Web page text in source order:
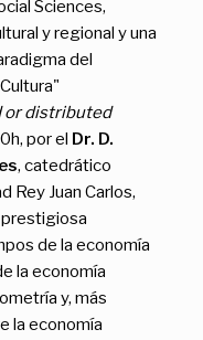
Sciences,
y regional y una
del
or distributed
por el Dr. D.
, catedrático
Rey Juan Carlos,
prestigiosa
de la economía
la economía
y, más
la economía